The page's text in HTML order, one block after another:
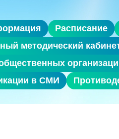
Расписание
методический
в СМИ